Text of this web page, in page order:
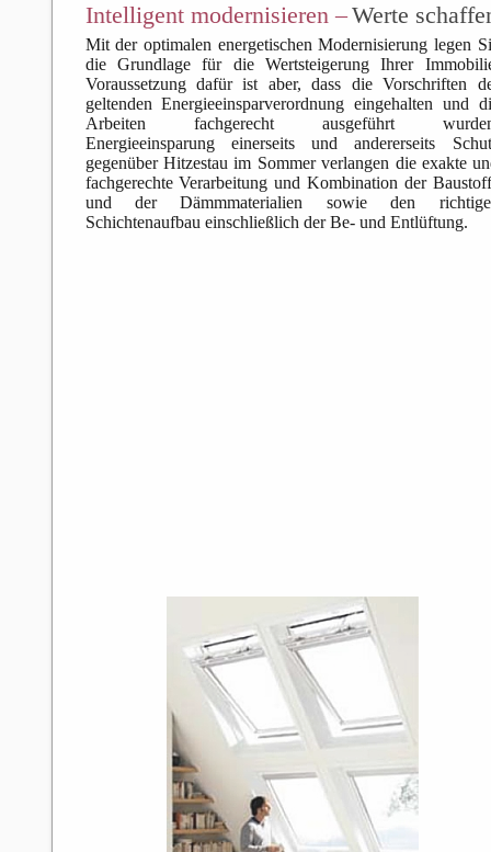
Intelligent modernisieren –Werte
Mit der optimalen energetischen Modernisierung legen
die Grundlage für die Wertsteigerung Ihrer
Voraussetzung dafür ist aber, dass die Vorschriften
geltenden Energieeinsparverordnung eingehalten und
Arbeiten fachgerecht ausgeführt
Energieeinsparung einerseits und andererseits
gegenüber Hitzestau im Sommer verlangen die exakte
fachgerechte Verarbeitung und Kombination der
und der Dämmmaterialien sowie den
Schichtenaufbau einschließlich der Be- und Entlüftung.